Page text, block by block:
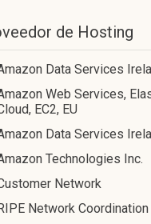
de Hosting
Data Services
Web Services,
EC2, EU
Data Services
Technologies Inc.
Network
Network Coordination